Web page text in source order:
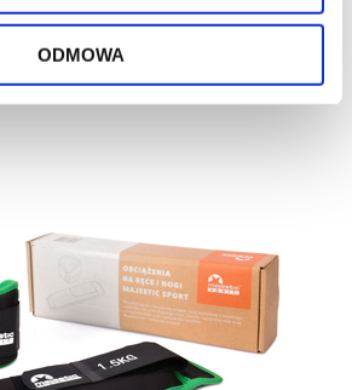
ODMOWA